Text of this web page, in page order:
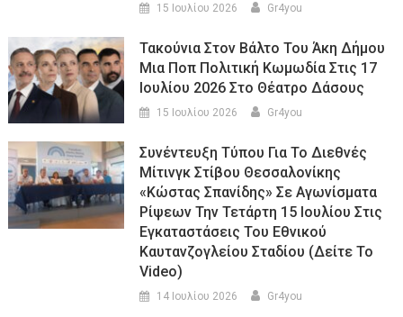
15 Ιουλίου 2026 Gr4you
Τακούνια Στον Βάλτο Του Άκη Δήμου
Μια Ποπ Πολιτική Κωμωδία Στις 17
Ιουλίου 2026 Στο Θέατρο Δάσους
15 Ιουλίου 2026 Gr4you
Συνέντευξη Τύπου Για Το Διεθνές
Μίτινγκ Στίβου Θεσσαλονίκης
«Κώστας Σπανίδης» Σε Αγωνίσματα
Ρίψεων Την Τετάρτη 15 Ιουλίου Στις
Εγκαταστάσεις Του Εθνικού
Καυτανζογλείου Σταδίου (Δείτε Το
Video)
14 Ιουλίου 2026 Gr4you